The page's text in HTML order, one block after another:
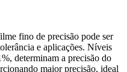
fino de precisão pode ser
e aplicações. Níveis
determinam a precisão do
maior precisão, ideal